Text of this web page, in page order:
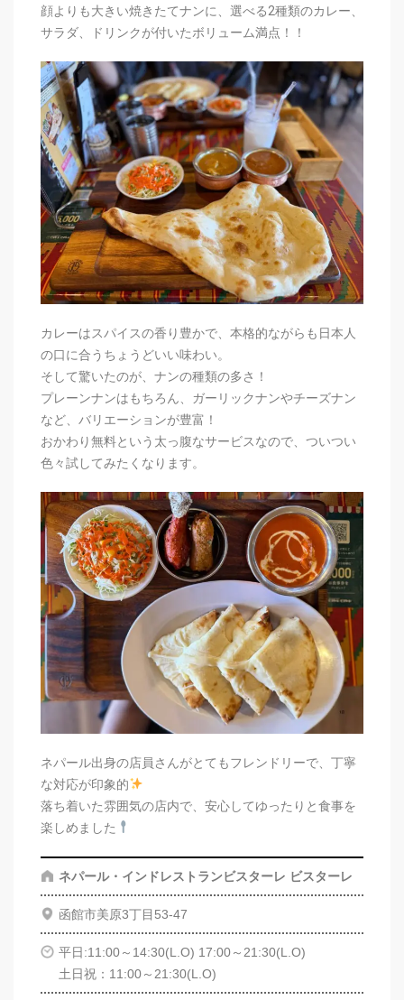
顔よりも大きい焼きたてナンに、選べる2種類のカレー、
サラダ、ドリンクが付いたボリューム満点！！
カレーはスパイスの香り豊かで、本格的ながらも日本人
の口に合うちょうどいい味わい。
そして驚いたのが、ナンの種類の多さ！
プレーンナンはもちろん、ガーリックナンやチーズナン
など、バリエーションが豊富！
おかわり無料という太っ腹なサービスなので、ついつい
色々試してみたくなります。
ネパール出身の店員さんがとてもフレンドリーで、丁寧
な対応が印象的
落ち着いた雰囲気の店内で、安心してゆったりと食事を
楽しめました
ネパール・インドレストランビスターレ ビスターレ
函館市美原3丁目53-47
平日:11:00～14:30(L.O) 17:00～21:30(L.O)
土日祝：11:00～21:30(L.O)